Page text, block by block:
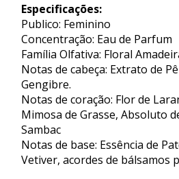
Especificações:
Publico: Feminino
Concentração: Eau de Parfum
Família Olfativa: Floral
Notas de cabeça: Extrato de
Gengibre.
Notas de coração: Flor de
Mimosa de Grasse, Absoluto
Sambac
Notas de base: Essência de
Vetiver, acordes de bálsamos